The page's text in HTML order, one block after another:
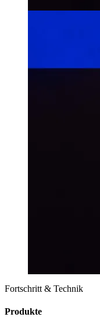
Fortschritt & Technik
Produkte